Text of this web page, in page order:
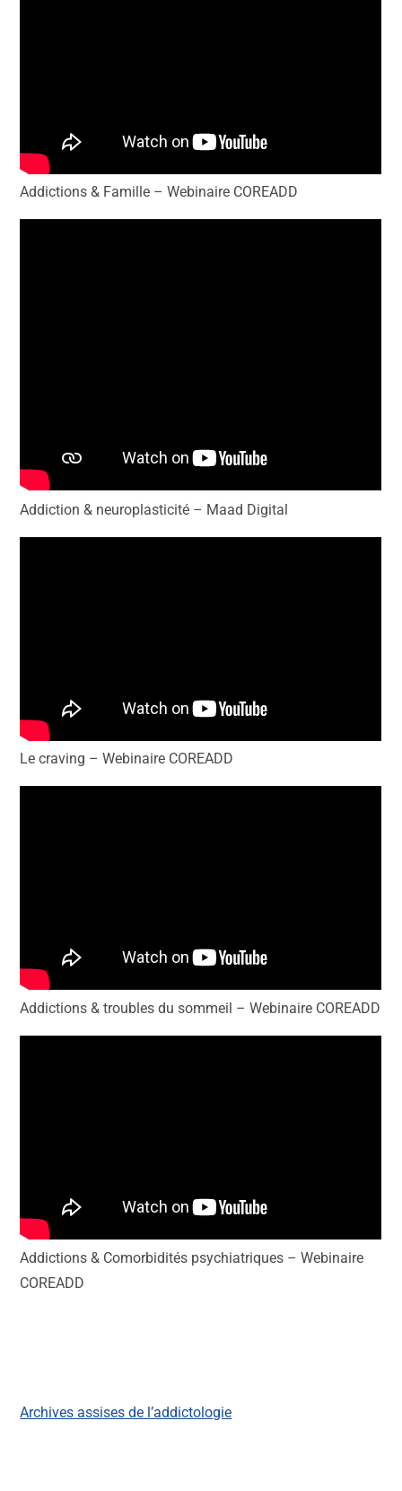
Addictions & Famille – Webinaire COREADD
Addiction & neuroplasticité – Maad Digital
Le craving – Webinaire COREADD
Addictions & troubles du sommeil – Webinaire COREADD
Addictions & Comorbidités psychiatriques – Webinaire
COREADD
Archives assises de l’addictologie